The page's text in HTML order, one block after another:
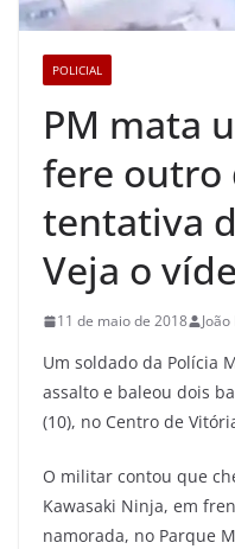
POLICIAL
PM mata
fere outro
tentativa
Veja o
11 de maio de 2018
Um soldado da Polícia
assalto e baleou dois
(10), no Centro de
O militar contou que
Kawasaki Ninja, em
namorada, no Parque